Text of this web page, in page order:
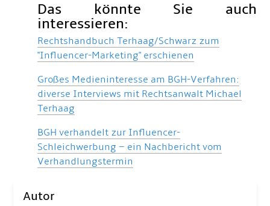
Autor
Das könnte Sie auch
interessieren:
Rechtshandbuch Terhaag/Schwarz zum
"Influencer-Marketing" erschienen
Großes Medieninteresse am BGH-Verfahren:
diverse Interviews mit Rechtsanwalt Michael
Terhaag
BGH verhandelt zur Influencer-
Schleichwerbung – ein Nachbericht vom
Verhandlungstermin